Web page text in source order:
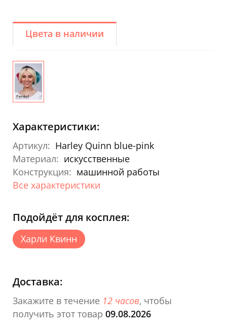
Цвета в наличии
Характеристики:
Артикул: Harley Quinn blue-pink
Материал: искусственные
Конструкция: машинной работы
Все характеристики
Подойдёт для косплея:
Харли Квинн
Доставка:
Закажите в течение 12 часов, чтобы
получить этот товар 09.08.2026